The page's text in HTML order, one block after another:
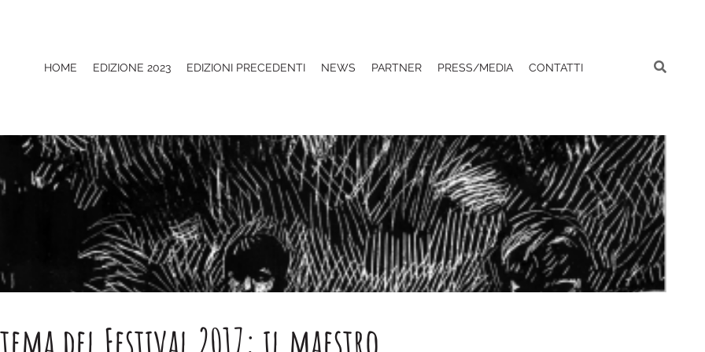
HOME EDIZIONE 2023 EDIZIONI PRECEDENTI NEWS PARTNER PRESS/MEDIA CONTATTI